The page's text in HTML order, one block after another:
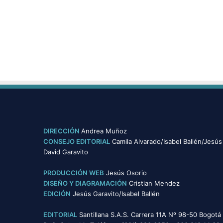
DIRECCIÓN Andrea Muñoz
CONSEJO EDITORIAL Camila Alvarado/Isabel Ballén/Jesús
David Garavito
PRODUCCIÓN WEB Jesús Osorio
DISEÑO Y DIAGRAMACIÓN Cristian Mendez
EDICIÓN Jesús Garavito/Isabel Ballén
EDITORIAL Santillana S.A.S. Carrera 11A Nº 98-50 Bogotá